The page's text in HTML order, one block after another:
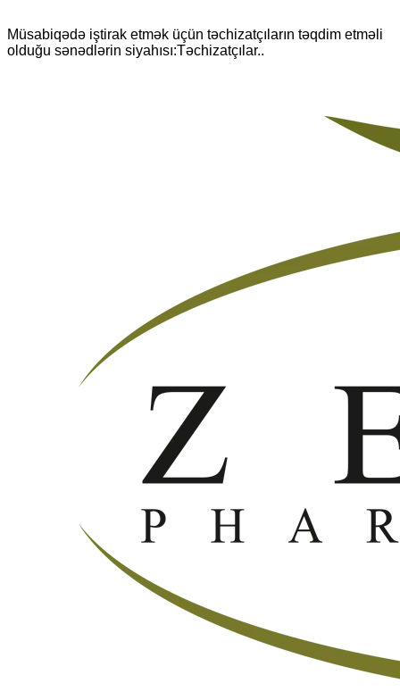
Müsabiqədə iştirak etmək üçün təchizatçıların təqdim etməli
olduğu sənədlərin siyahısı:Təchizatçılar..